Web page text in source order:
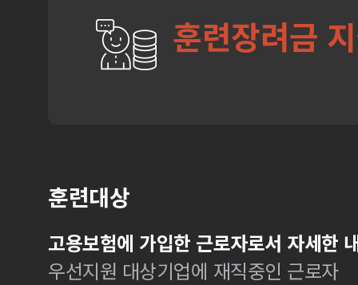
훈련장려금
훈련대상
고용보험에 가입한 근로자로서 자세한
우선지원 대상기업에 재직중인 근로자